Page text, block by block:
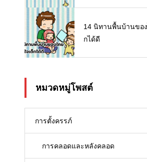
14 นิทานพื้นบ้านขอ
กได้ดี
หมวดหมู่โพสต์
การตั้งครรภ์
การคลอดและหลังคลอด